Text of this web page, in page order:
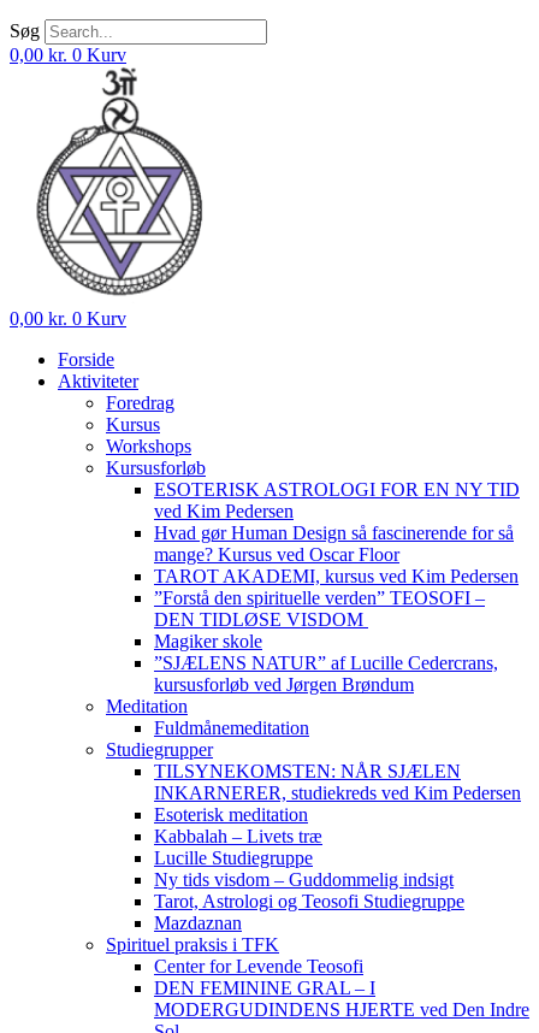
Søg
0,00 kr. 0 Kurv
0,00 kr. 0 Kurv
Forside
Aktiviteter
Foredrag
Kursus
Workshops
Kursusforløb
ESOTERISK ASTROLOGI FOR EN NY TID
ved Kim Pedersen
Hvad gør Human Design så fascinerende for så
mange? Kursus ved Oscar Floor
TAROT AKADEMI, kursus ved Kim Pedersen
”Forstå den spirituelle verden” TEOSOFI –
DEN TIDLØSE VISDOM
Magiker skole
”SJÆLENS NATUR” af Lucille Cedercrans,
kursusforløb ved Jørgen Brøndum
Meditation
Fuldmånemeditation
Studiegrupper
TILSYNEKOMSTEN: NÅR SJÆLEN
INKARNERER, studiekreds ved Kim Pedersen
Esoterisk meditation
Kabbalah – Livets træ
Lucille Studiegruppe
Ny tids visdom – Guddommelig indsigt
Tarot, Astrologi og Teosofi Studiegruppe
Mazdaznan
Spirituel praksis i TFK
Center for Levende Teosofi
DEN FEMININE GRAL – I
MODERGUDINDENS HJERTE ved Den Indre